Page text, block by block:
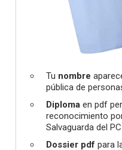
Tu nombre
pública de
Diploma en pdf
reconocimiento
Salvaguarda del
Dossier pdf para